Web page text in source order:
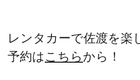
レンタカーで佐渡を
予約は こちらから！